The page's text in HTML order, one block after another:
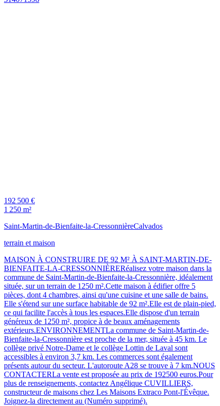
192 500 €
1 250 m²
Saint-Martin-de-Bienfaite-la-CressonnièreCalvados
terrain et maison
MAISON À CONSTRUIRE DE 92 M² À SAINT-MARTIN-DE-
BIENFAITE-LA-CRESSONNIÈRERéalisez votre maison dans la
commune de Saint-Martin-de-Bienfaite-la-Cressonnière, idéalement
située, sur un terrain de 1250 m².Cette maison à édifier offre 5
pièces, dont 4 chambres, ainsi qu'une cuisine et une salle de bains.
Elle s'étend sur une surface habitable de 92 m².Elle est de plain-pied,
ce qui facilite l'accès à tous les espaces.Elle dispose d'un terrain
généreux de 1250 m², propice à de beaux aménagements
extérieurs.ENVIRONNEMENTLa commune de Saint-Martin-de-
Bienfaite-la-Cressonnière est proche de la mer, située à 45 km. Le
collège privé Notre-Dame et le collège Lottin de Laval sont
accessibles à environ 3,7 km. Les commerces sont également
présents autour du secteur. L'autoroute A28 se trouve à 7 km.NOUS
CONTACTERLa vente est proposée au prix de 192500 euros.Pour
plus de renseignements, contactez Angélique CUVILLIERS,
constructeur de maisons chez Les Maisons Extraco Pont-l'Évêque.
Joignez-la directement au (Numéro supprimé).